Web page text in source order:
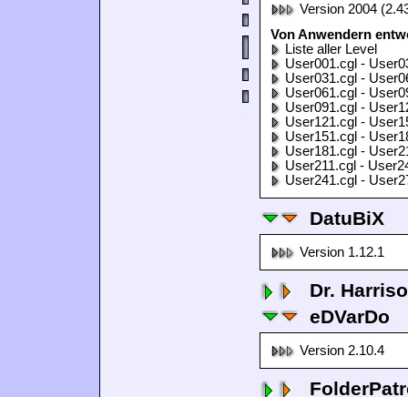
Version 2004
Von Anwendern
Liste aller Level
User001.cgl -
User031.cgl -
User061.cgl -
User091.cgl -
User121.cgl -
User151.cgl -
User181.cgl -
User211.cgl -
User241.cgl -
DatuBiX
Version 1.12.1
Dr.
eDVarDo
Version 2.10.4